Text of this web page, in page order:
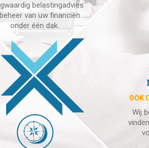
belastingadvies
van uw financiën
onder één dak.
OOK
Wij